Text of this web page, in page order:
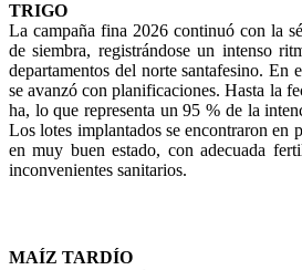
TRIGO
La campaña fina 2026 continuó con la
de siembra, registrándose un intenso
departamentos del norte santafesino. En
se avanzó con planificaciones. Hasta la
ha, lo que representa un 95 % de la
Los lotes implantados se encontraron en
en muy buen estado, con adecuada
inconvenientes sanitarios.
MAÍZ TARDÍO